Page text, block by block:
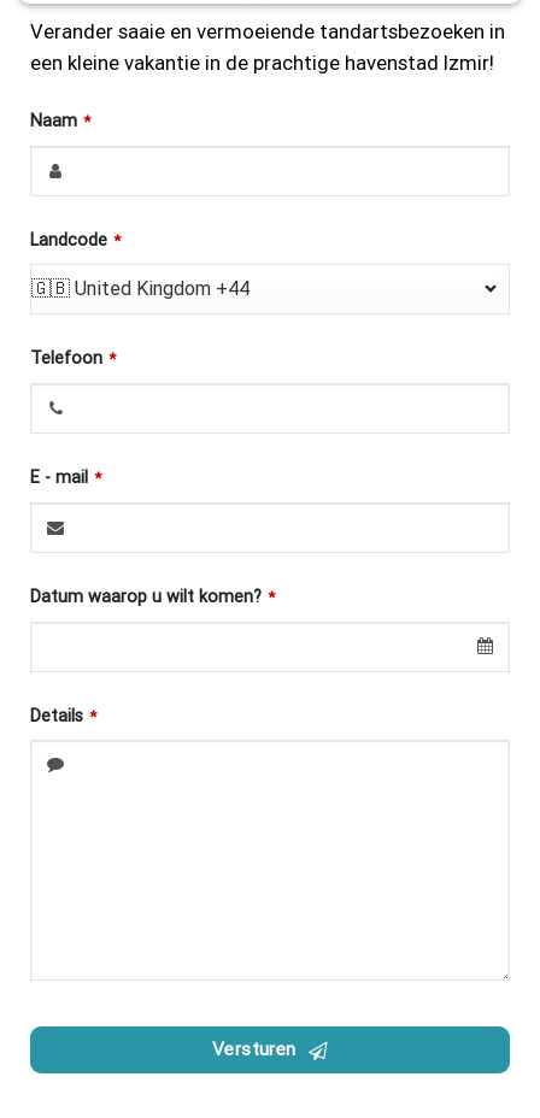
Verander saaie en vermoeiende tandartsbezoeken in
een kleine vakantie in de prachtige havenstad Izmir!
Naam *
Landcode *
🇬🇧 United Kingdom +44
Telefoon *
E - mail *
Datum waarop u wilt komen? *
Details *
Versturen